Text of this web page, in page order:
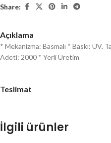
Share:
Açıklama
* Mekanizma: Basmalı * Baskı:
Adeti: 2000 * Yerli Üretim
Teslimat
İlgili ürünler